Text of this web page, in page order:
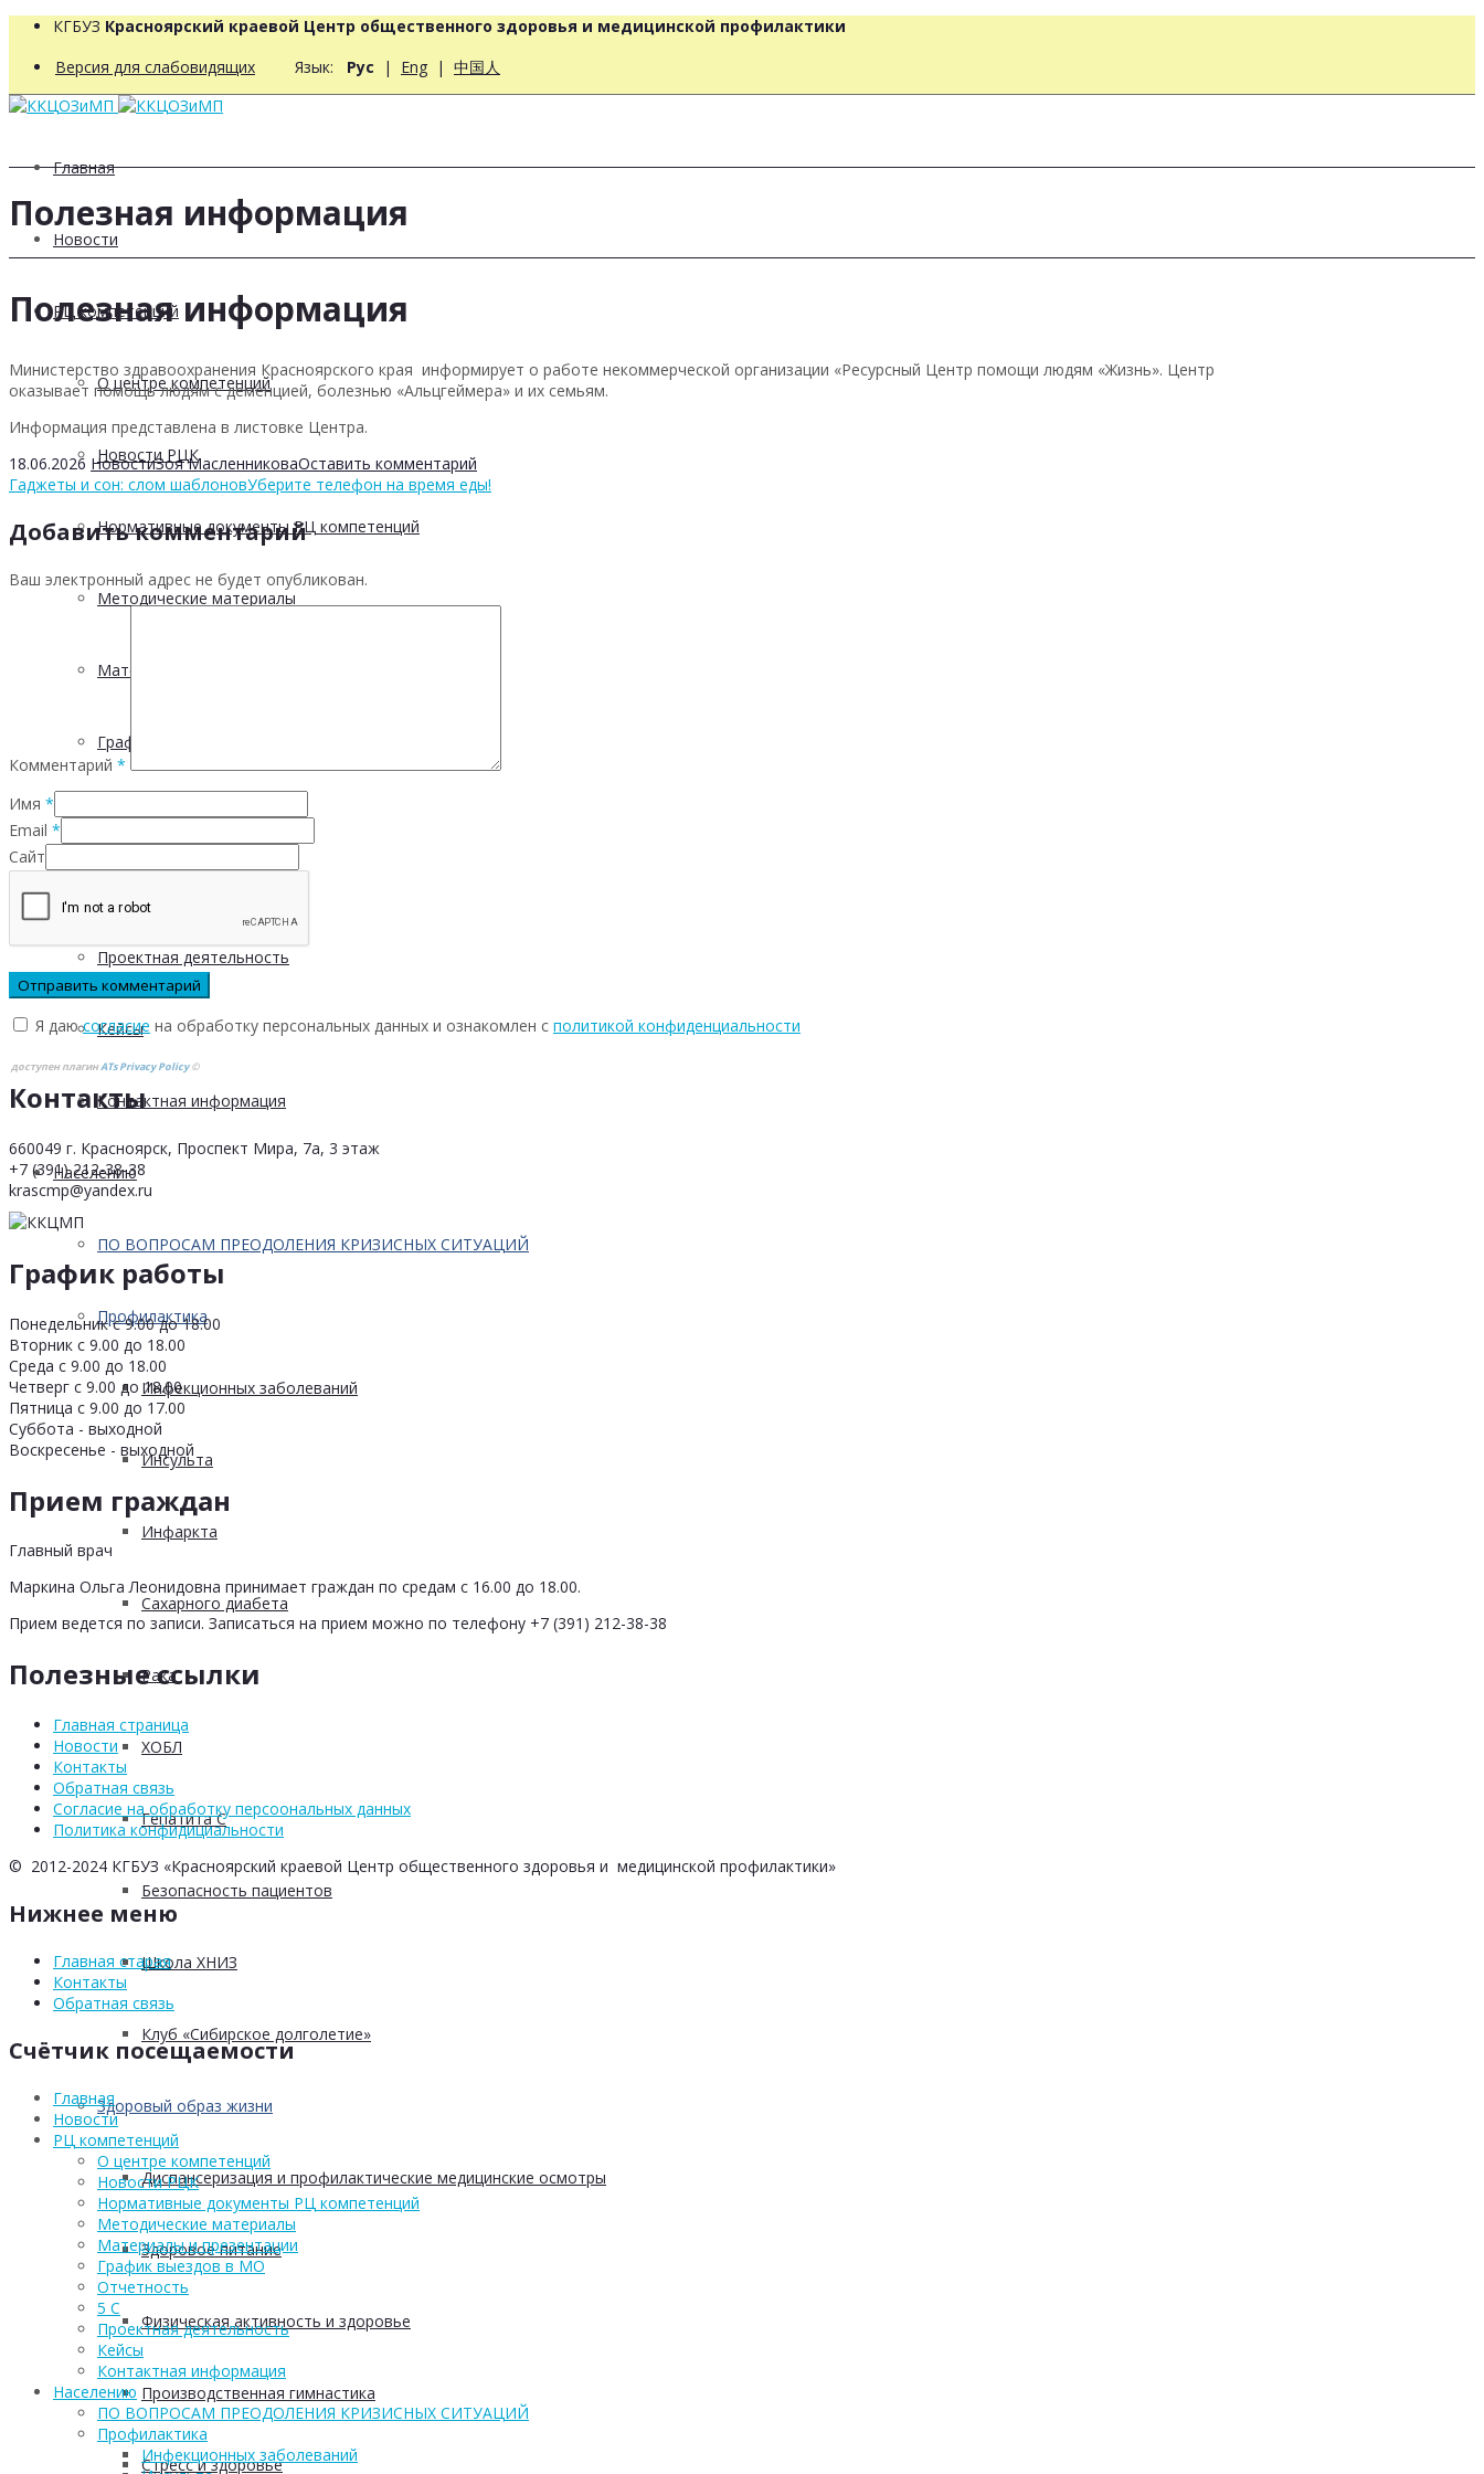
КГБУЗ Красноярский краевой Центр общественного здоровья и медицинской профилактики
Версия для слабовидящих Язык: Рус | Eng | 中国人
Главная
Новости
РЦ компетенций
О центре компетенций
Новости РЦК
Нормативные документы РЦ компетенций
Методические материалы
Материалы и презентации
График выездов в МО
Отчетность
Проектная деятельность
Кейсы
Контактная информация
Населению
ПО ВОПРОСАМ ПРЕОДОЛЕНИЯ КРИЗИСНЫХ СИТУАЦИЙ
Профилактика
Инфекционных заболеваний
Инсульта
Инфаркта
Сахарного диабета
Рака
ХОБЛ
Гепатита С
Безопасность пациентов
Школа ХНИЗ
Клуб «Сибирское долголетие»
Здоровый образ жизни
Диспансеризация и профилактические медицинские осмотры
Здоровое питание
Физическая активность и здоровье
Производственная гимнастика
Стресс и здоровье
Полезная информация
Полезная информация
Министерство здравоохранения Красноярского края информирует о работе некоммерческой организации «Ресурсный Центр помощи людям «Жизнь». Центр
оказывает помощь людям с деменцией, болезнью «Альцгеймера» и их семьям.
Информация представлена в листовке Центра.
18.06.2026 НовостиЗоя МасленниковаОставить комментарий
Гаджеты и сон: слом шаблоновУберите телефон на время еды!
Добавить комментарий
Ваш электронный адрес не будет опубликован.
Комментарий *
Имя *
Email *
Сайт
Я даюсогласие на обработку персональных данных и ознакомлен с политикой конфиденциальности
доступен плагинATs Privacy Policy©
Контакты
660049 г. Красноярск, Проспект Мира, 7а, 3 этаж
+7 (391) 212-38-38
krascmp@yandex.ru
График работы
Понедельник с 9.00 до 18.00
Вторник с 9.00 до 18.00
Среда с 9.00 до 18.00
Четверг с 9.00 до 18.00
Пятница с 9.00 до 17.00
Суббота - выходной
Воскресенье - выходной
Прием граждан
Главный врач
Маркина Ольга Леонидовна принимает граждан по средам с 16.00 до 18.00.
Прием ведется по записи. Записаться на прием можно по телефону +7 (391) 212-38-38
Полезные ссылки
Главная страница
Новости
Контакты
Обратная связь
Согласие на обработку персоональных данных
Политика конфидициальности
© 2012-2024 КГБУЗ «Красноярский краевой Центр общественного здоровья и медицинской профилактики»
Нижнее меню
Главная старая
Контакты
Обратная связь
Счётчик посещаемости
Главная
Новости
РЦ компетенций
О центре компетенций
Новости РЦК
Нормативные документы РЦ компетенций
Методические материалы
Материалы и презентации
График выездов в МО
Отчетность
5 С
Проектная деятельность
Кейсы
Контактная информация
Населению
ПО ВОПРОСАМ ПРЕОДОЛЕНИЯ КРИЗИСНЫХ СИТУАЦИЙ
Профилактика
Инфекционных заболеваний